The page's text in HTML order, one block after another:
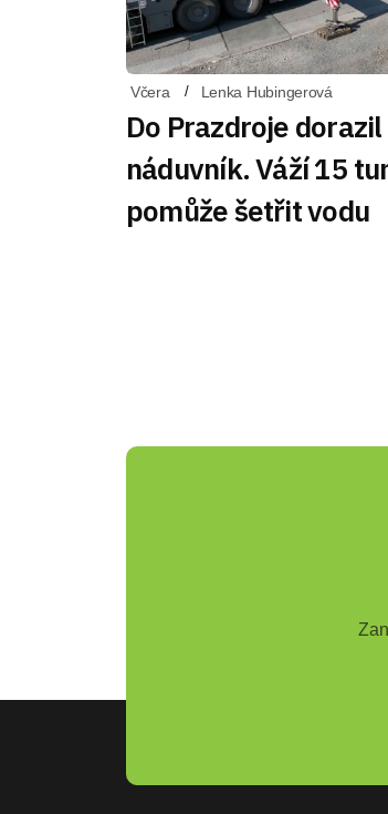
Včera Lenka Hubingerová
Do Prazdroje
náduvník. Váží 15
pomůže šetřit vodu